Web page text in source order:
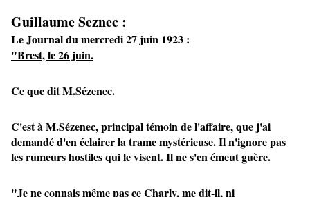
Guillaume Seznec :
Le Journal du mercredi 27 juin 1923 :
"Brest, le 26 juin.
Ce que dit M.Sézenec.
C'est à M.Sézenec, principal témoin de l'affaire, que j'ai
demandé d'en éclairer la trame mystérieuse. Il n'ignore pas
les rumeurs hostiles qui le visent. Il ne s'en émeut guère.
"Je ne connais même pas ce Charly, me dit-il, ni